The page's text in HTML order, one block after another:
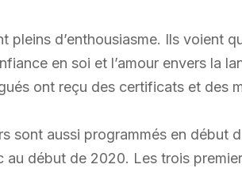
pleins d’enthousiasme. Ils voient
en soi et l’amour envers la
ont reçu des certificats et des
sont aussi programmés en début
au début de 2020. Les trois